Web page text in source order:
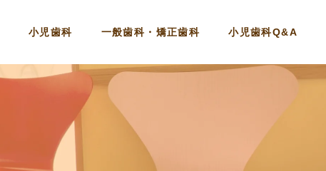
小児歯科 一般歯科・矯正歯科 小児歯科Q&A